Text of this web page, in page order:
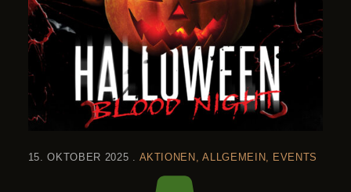
15. OKTOBER 2025 AKTIONEN ALLGEMEIN EVENTS